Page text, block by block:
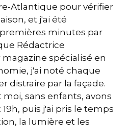
Atlantique pour vérifier
et j'ai été
minutes par
Rédactrice
spécialisé en
j'ai noté chaque
distraire par la façade.
sans enfants, avons
puis j'ai pris le temps
la lumière et les